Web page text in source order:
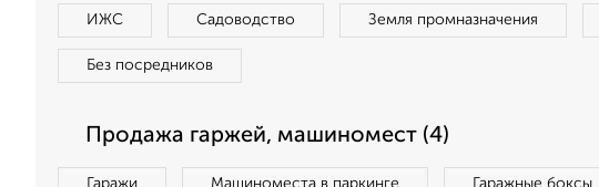
ИЖС Садоводство Земля промназначения
Без посредников
Продажа гаржей, машиномест (4)
Гаражи Машиноместа в паркинге Гаражные боксы